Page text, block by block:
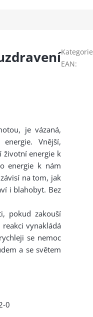
je vázaná,
Vnější,
životní energie k
energie k nám
na tom, jak
i blahobyt. Bez
pokud zakouší
vynakládá
se nemoc
a se světem
0
Kategorie
EAN: